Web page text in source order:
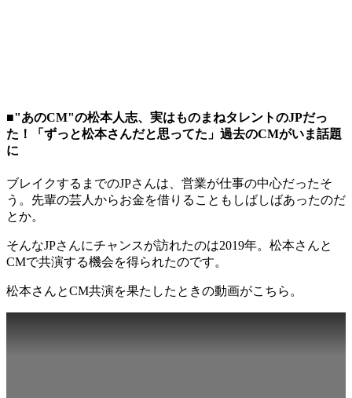
■"あのCM"の松本人志、実はものまねタレントのJPだっ
た！「ずっと松本さんだと思ってた」過去のCMがいま話題
に
ブレイクするまでのJPさんは、営業が仕事の中心だったそ
う。先輩の芸人からお金を借りることもしばしばあったのだ
とか。
そんなJPさんにチャンスが訪れたのは2019年。松本さんと
CMで共演する機会を得られたのです。
松本さんとCM共演を果たしたときの動画がこちら。